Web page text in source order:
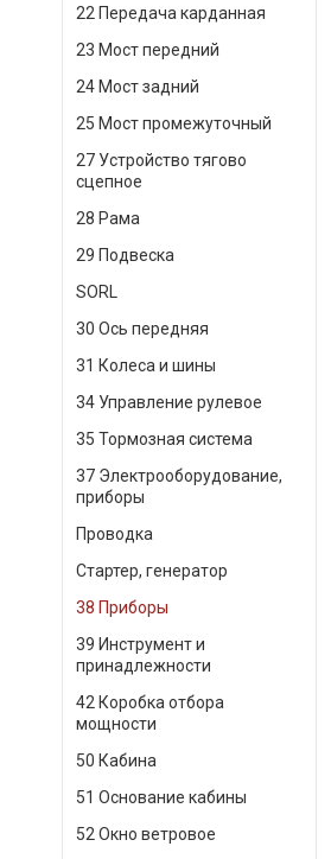
22 Передача карданная
23 Мост передний
24 Мост задний
25 Мост промежуточный
27 Устройство тягово
сцепное
28 Рама
29 Подвеска
SORL
30 Ось передняя
31 Колеса и шины
34 Управление рулевое
35 Тормозная система
37 Электрооборудование,
приборы
Проводка
Стартер, генератор
38 Приборы
39 Инструмент и
принадлежности
42 Коробка отбора
мощности
50 Кабина
51 Основание кабины
52 Окно ветровое